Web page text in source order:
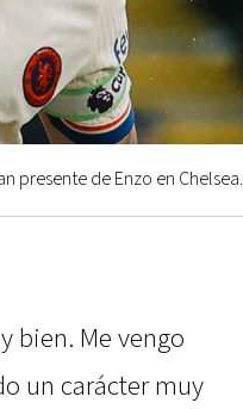
presente de Enzo en Chelsea.
bien. Me vengo
un carácter muy